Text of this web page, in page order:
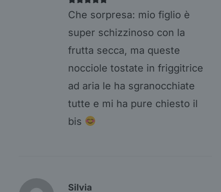
Che sorpresa: mio figlio è
super schizzinoso con la
frutta secca, ma queste
nocciole tostate in friggitrice
ad aria le ha sgranocchiate
tutte e mi ha pure chiesto il
bis
Silvia